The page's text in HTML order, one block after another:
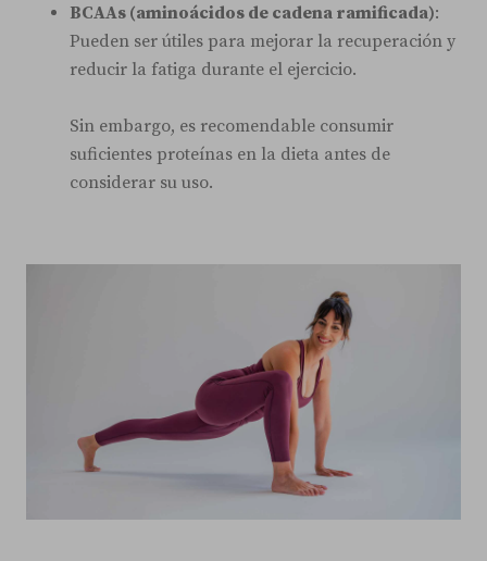
BCAAs (aminoácidos de cadena ramificada):
Pueden ser útiles para mejorar la recuperación y
reducir la fatiga durante el ejercicio.
Sin embargo, es recomendable consumir
suficientes proteínas en la dieta antes de
considerar su uso.